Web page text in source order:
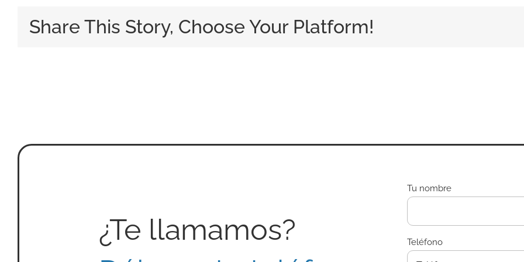
Share This Story, Choose Your Platform!
¿Te llamamos?
Tu nombre
Teléfono